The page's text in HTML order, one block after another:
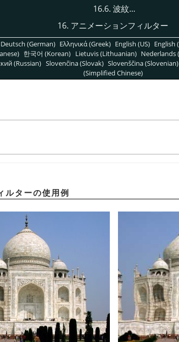
16.6. 波紋...
16. アニメーションフィルター
Deutsch (German) Ελληνικά (Greek) English (US) English
한국어 (Korean) Lietuvis (Lithuanian) Nederlands
(Russian) Slovenčina (Slovak) Slovenščina (Slovenian)
(Simplified Chinese)
ルターの使用例